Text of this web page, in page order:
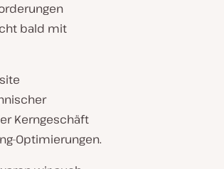
bald mit
Kerngeschäft
Optimierungen.